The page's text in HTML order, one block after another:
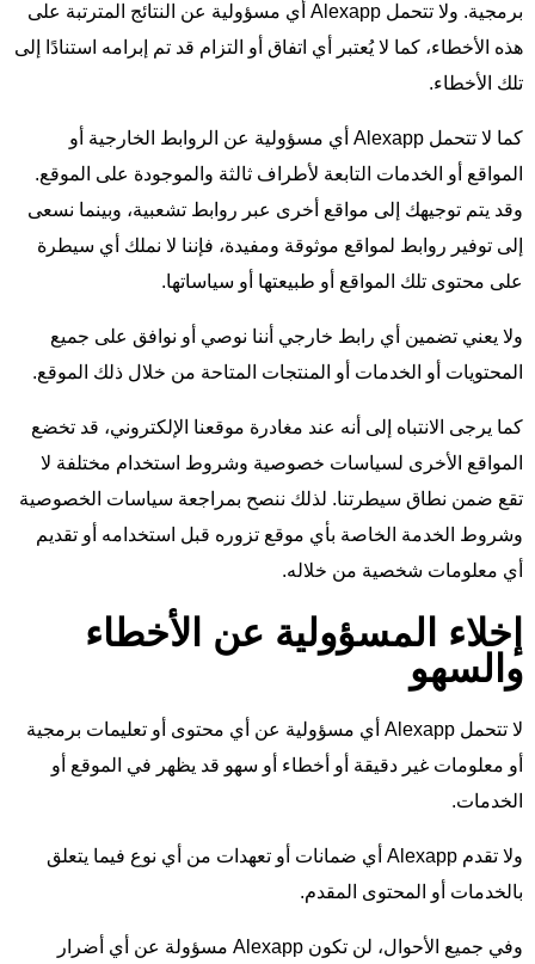
برمجية. ولا تتحمل Alexapp أي مسؤولية عن النتائج المترتبة على
هذه الأخطاء، كما لا يُعتبر أي اتفاق أو التزام قد تم إبرامه استنادًا إلى
تلك الأخطاء.
كما لا تتحمل Alexapp أي مسؤولية عن الروابط الخارجية أو
المواقع أو الخدمات التابعة لأطراف ثالثة والموجودة على الموقع.
وقد يتم توجيهك إلى مواقع أخرى عبر روابط تشعبية، وبينما نسعى
إلى توفير روابط لمواقع موثوقة ومفيدة، فإننا لا نملك أي سيطرة
على محتوى تلك المواقع أو طبيعتها أو سياساتها.
ولا يعني تضمين أي رابط خارجي أننا نوصي أو نوافق على جميع
المحتويات أو الخدمات أو المنتجات المتاحة من خلال ذلك الموقع.
كما يرجى الانتباه إلى أنه عند مغادرة موقعنا الإلكتروني، قد تخضع
المواقع الأخرى لسياسات خصوصية وشروط استخدام مختلفة لا
تقع ضمن نطاق سيطرتنا. لذلك ننصح بمراجعة سياسات الخصوصية
وشروط الخدمة الخاصة بأي موقع تزوره قبل استخدامه أو تقديم
أي معلومات شخصية من خلاله.
إخلاء المسؤولية عن الأخطاء
والسهو
لا تتحمل Alexapp أي مسؤولية عن أي محتوى أو تعليمات برمجية
أو معلومات غير دقيقة أو أخطاء أو سهو قد يظهر في الموقع أو
الخدمات.
ولا تقدم Alexapp أي ضمانات أو تعهدات من أي نوع فيما يتعلق
بالخدمات أو المحتوى المقدم.
وفي جميع الأحوال، لن تكون Alexapp مسؤولة عن أي أضرار